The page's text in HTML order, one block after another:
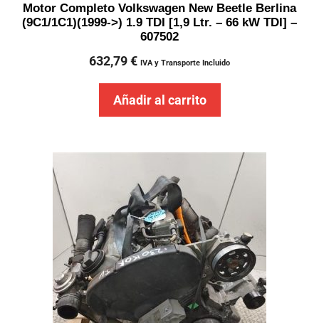
Motor Completo Volkswagen New Beetle Berlina
(9C1/1C1)(1999->) 1.9 TDI [1,9 Ltr. – 66 kW TDI] –
607502
632,79€ IVA y Transporte Incluido
Añadir al carrito